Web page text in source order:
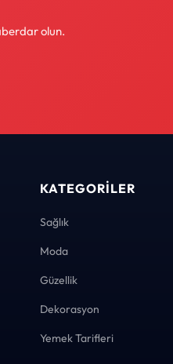
olun.
KATEGORILER
Sağlık
Moda
Güzellik
Dekorasyon
Yemek Tarifleri